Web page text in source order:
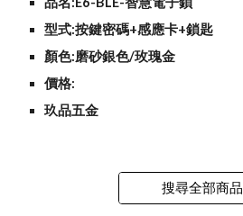
型式:按鍵密碼+感應卡+鎖匙
顏色:磨砂銀色/玫瑰金
價格:
玖品五金
搜尋全部商品